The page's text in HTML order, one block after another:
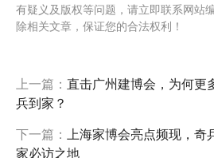
有疑义及版权等问题，请立即联系网站
除相关文章，保证您的合法权利！
上一篇： 直击广州建博会，为何更
兵到家？
下一篇：
上海家博会亮点频现，
家必访之地